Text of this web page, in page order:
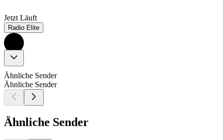
Jetzt Läuft
Radio Elite
Ähnliche Sender
Ähnliche Sender
Ähnliche Sender